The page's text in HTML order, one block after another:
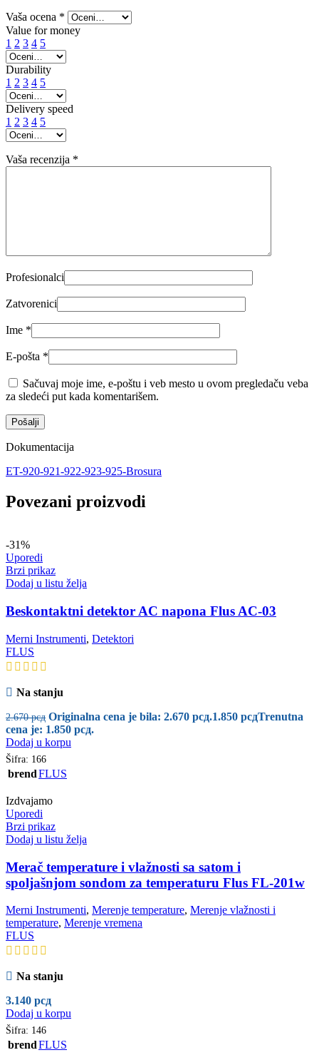
Vaša ocena *
Value for money
1 2 3 4 5
Durability
1 2 3 4 5
Delivery speed
1 2 3 4 5
Vaša recenzija *
Profesionalci
Zatvorenici
Ime *
E-pošta *
Sačuvaj moje ime, e-poštu i veb mesto u ovom pregledaču veba
za sledeći put kada komentarišem.
Dokumentacija
ET-920-921-922-923-925-Brosura
Povezani proizvodi
-31%
Uporedi
Brzi prikaz
Dodaj u listu želja
Beskontaktni detektor AC napona Flus AC-03
Merni Instrumenti, Detektori
FLUS
Na stanju
2.670рсд Originalna cena je bila: 2.670 рсд.1.850 рсдTrenutna
cena je: 1.850 рсд.
Dodaj u korpu
Šifra: 166
brendFLUS
Izdvajamo
Uporedi
Brzi prikaz
Dodaj u listu želja
Merač temperature i vlažnosti sa satom i
spoljašnjom sondom za temperaturu Flus FL-201w
Merni Instrumenti, Merenje temperature, Merenje vlažnosti i
temperature, Merenje vremena
FLUS
Na stanju
3.140 рсд
Dodaj u korpu
Šifra: 146
brendFLUS